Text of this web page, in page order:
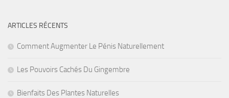
ARTICLES RÉCENTS
Comment Augmenter Le Pénis Naturellement
Les Pouvoirs Cachés Du Gingembre
Bienfaits Des Plantes Naturelles